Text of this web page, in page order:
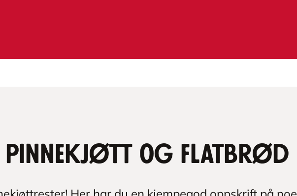
pinnekjøtt og flatbrød